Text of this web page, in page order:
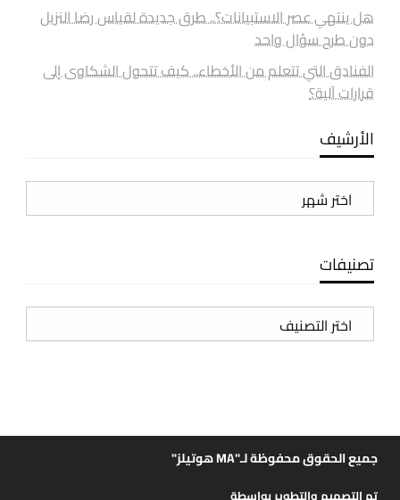
هل ينتهي عصر الاستبيانات؟.. طرق جديدة لقياس رضا النزيل
دون طرح سؤال واحد
الفنادق التي تتعلم من الأخطاء.. كيف تتحول الشكاوى إلى
قرارات آلية؟
الأرشيف
الأرشيف
تصنيفات
تصنيفات
جميع الحقوق محفوظة لـ"MA هوتيلز"
تم التصميم والتطوير بواسطة